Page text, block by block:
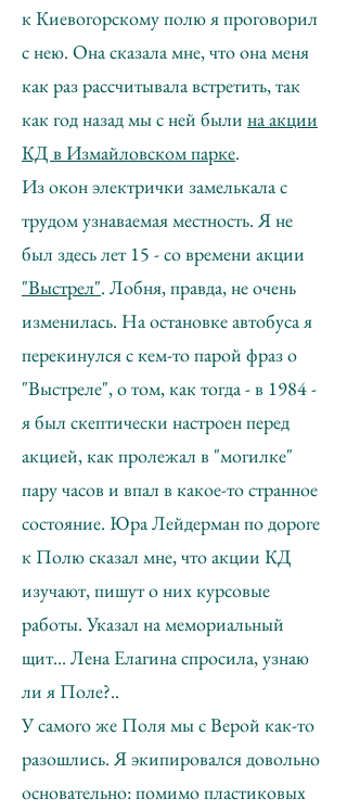
к Киевогорскому полю я проговорил
с нею. Она сказала мне, что она меня
как раз рассчитывала встретить, так
как год назад мы с ней были на акции
КД в Измайловском парке.
Из окон электрички замелькала с
трудом узнаваемая местность. Я не
был здесь лет 15 - со времени акции
"Выстрел". Лобня, правда, не очень
изменилась. На остановке автобуса я
перекинулся с кем-то парой фраз о
"Выстреле", о том, как тогда - в 1984 -
я был скептически настроен перед
акцией, как пролежал в "могилке"
пару часов и впал в какое-то странное
состояние. Юра Лейдерман по дороге
к Полю сказал мне, что акции КД
изучают, пишут о них курсовые
работы. Указал на мемориальный
щит... Лена Елагина спросила, узнаю
ли я Поле?..
У самого же Поля мы с Верой как-то
разошлись. Я экипировался довольно
основательно: помимо пластиковых